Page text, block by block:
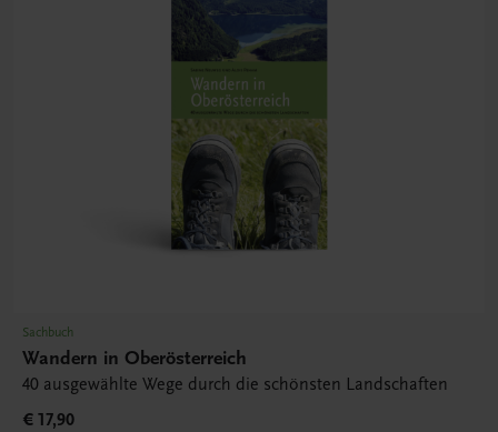
Sachbuch
Wandern in Oberösterreich
40 ausgewählte Wege durch die schönsten Landschaften
€ 17,90